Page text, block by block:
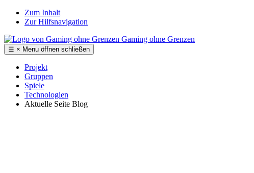
Zum Inhalt
Zur Hilfsnavigation
Gaming ohne Grenzen
☰ × Menu öffnen schließen
Projekt
Gruppen
Spiele
Technologien
Aktuelle Seite Blog